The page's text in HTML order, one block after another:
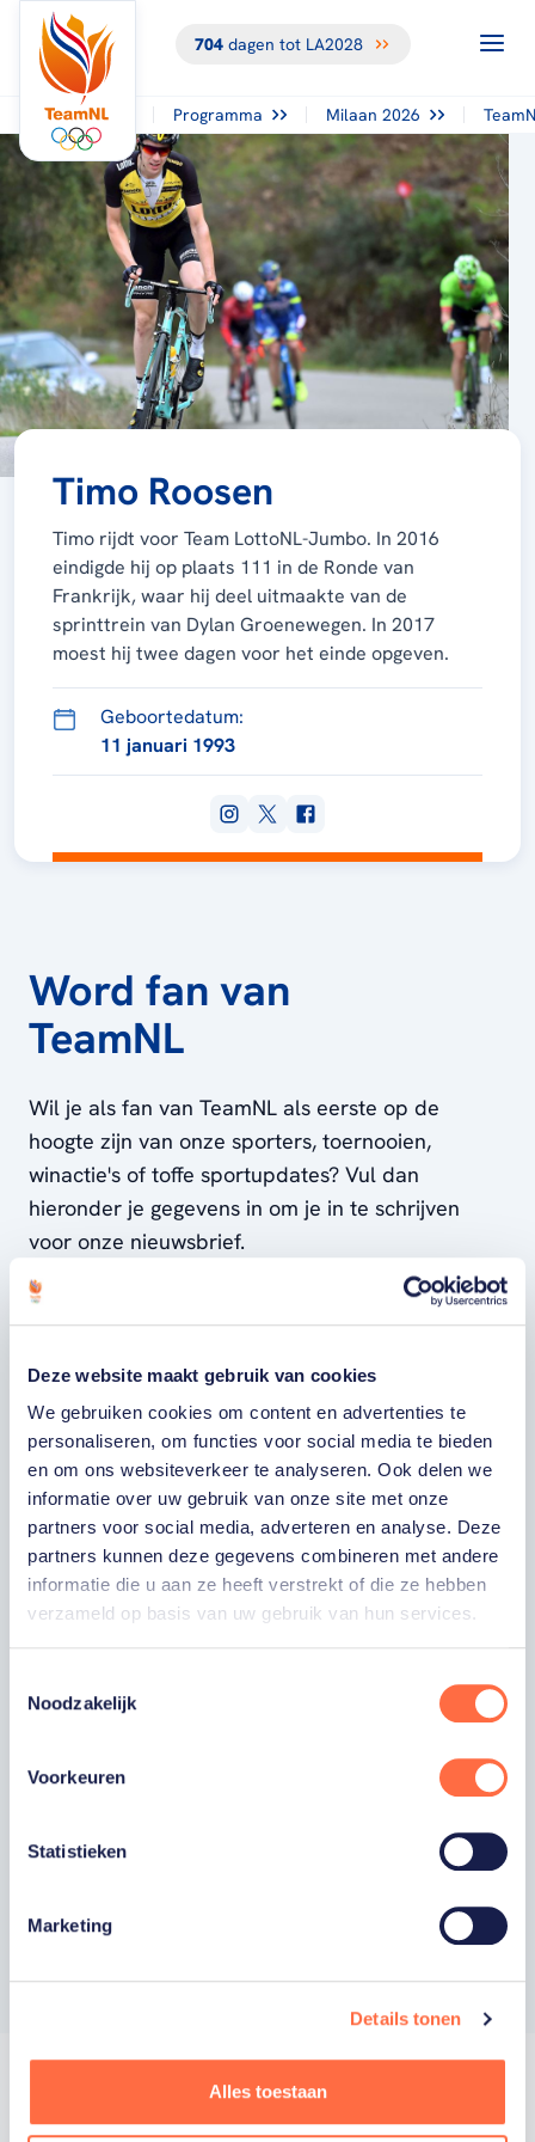
Deze website maakt gebruik van cookies
We gebruiken cookies om content en advertenties te
personaliseren, om functies voor social media te bieden
en om ons websiteverkeer te analyseren. Ook delen we
informatie over uw gebruik van onze site met onze
partners voor social media, adverteren en analyse. Deze
partners kunnen deze gegevens combineren met andere
informatie die u aan ze heeft verstrekt of die ze hebben
verzameld op basis van uw gebruik van hun services.
Noodzakelijk
Voorkeuren
Statistieken
Marketing
Details tonen
Alles toestaan
704dagen tot LA2028
Programma Milaan 2026
Timo Roosen
Timo rijdt voor Team LottoNL-Jumbo. In 2016
eindigde hij op plaats 111 in de Ronde van
Frankrijk, waar hij deel uitmaakte van de
sprinttrein van Dylan Groenewegen. In 2017
moest hij twee dagen voor het einde opgeven.
Geboortedatum:
11 januari 1993
Word fan van
TeamNL
Wil je als fan van TeamNL als eerste op de
hoogte zijn van onze sporters, toernooien,
winactie's of toffe sportupdates? Vul dan
hieronder je gegevens in om je in te schrijven
voor onze nieuwsbrief.
ACHTERNAAM
E-MAILADRES
Ja, ik word fan van TeamNL en ontvang
graag gepersonaliseerd nieuws over
TeamNL, het TeamNL Huis, interviews, acties,
kortingen, voorrang op evenementen,
Ja, ik wil als fan van TeamNL op de hoogte
aangesloten bonden via communicatie
Inschrijven